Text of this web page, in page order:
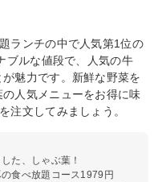
ランチの中で人気第1位の
ブルな値段で、人気の牛
魅力です。新鮮な野菜を
人気メニューをお得に味
注文してみましょう。
た、しゃぶ葉！
食べ放題コース1979円